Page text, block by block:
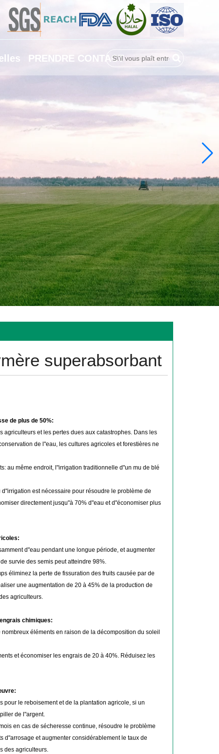
PRENDRE CONTACTRechercher
superabsorbant
de plus de 50%:
et les pertes dues aux catastrophes. Dans les
de l"eau, les cultures agricoles et forestières ne
au même endroit, l"irrigation traditionnelle d"un mu de blé
est nécessaire pour résoudre le problème de
directement jusqu"à 70% d"eau et d"économiser plus
d"eau pendant une longue période, et augmenter
survie des semis peut atteindre 98%.
éliminez la perte de fissuration des fruits causée par de
une augmentation de 20 à 45% de la production de
agriculteurs.
chimiques:
éléments en raison de la décomposition du soleil
et économiser les engrais de 20 à 40%. Réduisez les
pour le reboisement et de la plantation agricole, si un
de l"argent.
en cas de sécheresse continue, résoudre le problème
et augmenter considérablement le taux de
des agriculteurs.